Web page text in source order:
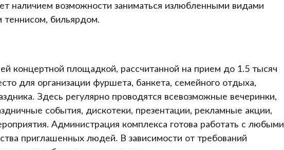
наличием возможности заниматься излюбленными видами
теннисом, бильярдом.
концертной площадкой, рассчитанной на прием до 1.5 тысяч
для организации фуршета, банкета, семейного отдыха,
Здесь регулярно проводятся всевозможные вечеринки,
события, дискотеки, презентации, рекламные акции,
Администрация комплекса готова работать с любыми
приглашенных людей. В зависимости от требований